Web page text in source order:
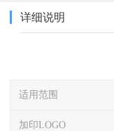
详细说明
适用范围
加印LOGO